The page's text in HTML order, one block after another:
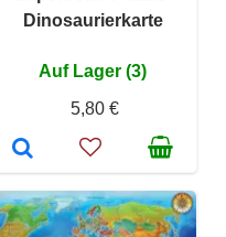
Dinosaurierkarte
Auf Lager (3)
5,80 €